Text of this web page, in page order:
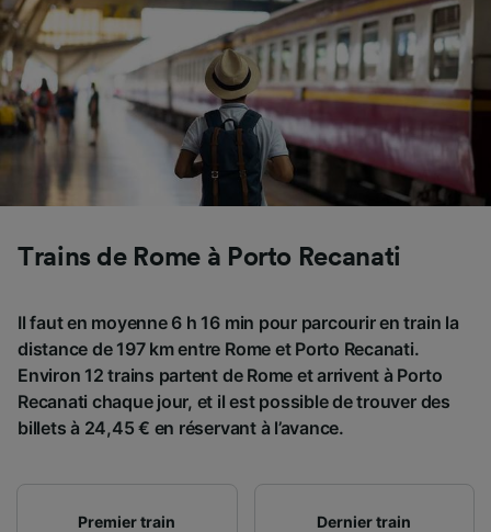
Trains de Rome à Porto Recanati
Il faut en moyenne 6 h 16 min pour parcourir en train la
distance de 197 km entre Rome et Porto Recanati.
Environ 12 trains partent de Rome et arrivent à Porto
Recanati chaque jour, et il est possible de trouver des
billets à 24,45 € en réservant à l’avance.
Premier train
Dernier train